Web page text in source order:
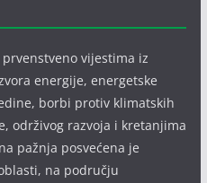
vijestima iz
energije, energetske
borbi protiv klimatskih
održivog razvoja i kretanjima
pažnja posvećena je
na području